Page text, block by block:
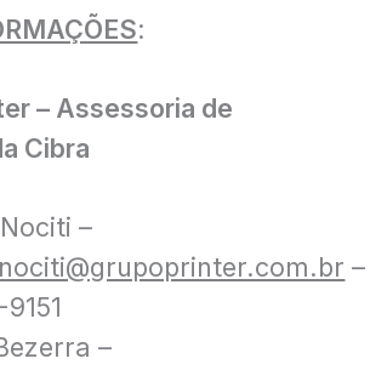
:
– Assessoria de
Cibra
–
–
–